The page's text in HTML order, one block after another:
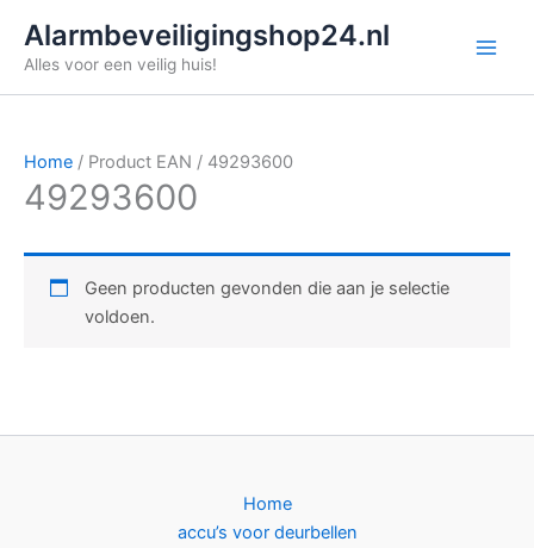
naar
inhoud
Alarmbeveiligingshop24.nl
Alles voor een veilig huis!
Home / Product EAN / 49293600
49293600
Geen producten gevonden die aan je selectie
voldoen.
Home
accu’s voor deurbellen